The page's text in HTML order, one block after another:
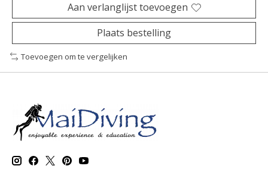
Aan verlanglijst toevoegen
Plaats bestelling
Toevoegen om te vergelijken